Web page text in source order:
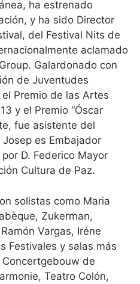
ha estrenado
y ha sido Director
del Festival Nits de
aclamado
Galardonado con
de Juventudes
Premio de las Artes
y el Premio “Óscar
fue asistente del
es Embajador
D. Federico Mayor
Cultura de Paz.
solistas como Maria
Zukerman,
Vargas, Iréne
Festivales y salas más
de
Teatro Colón,